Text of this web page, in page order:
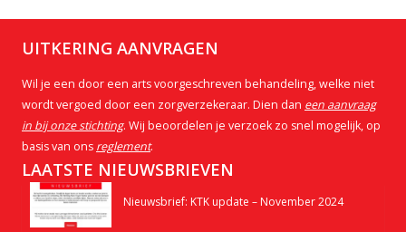
UITKERING AANVRAGEN
Wil je een door een arts voorgeschreven behandeling, welke niet
wordt vergoed door een zorgverzekeraar. Dien dan een aanvraag
in bij onze stichting. Wij beoordelen je verzoek zo snel mogelijk, op
basis van ons reglement.
LAATSTE NIEUWSBRIEVEN
Nieuwsbrief: KTK update – November 2024